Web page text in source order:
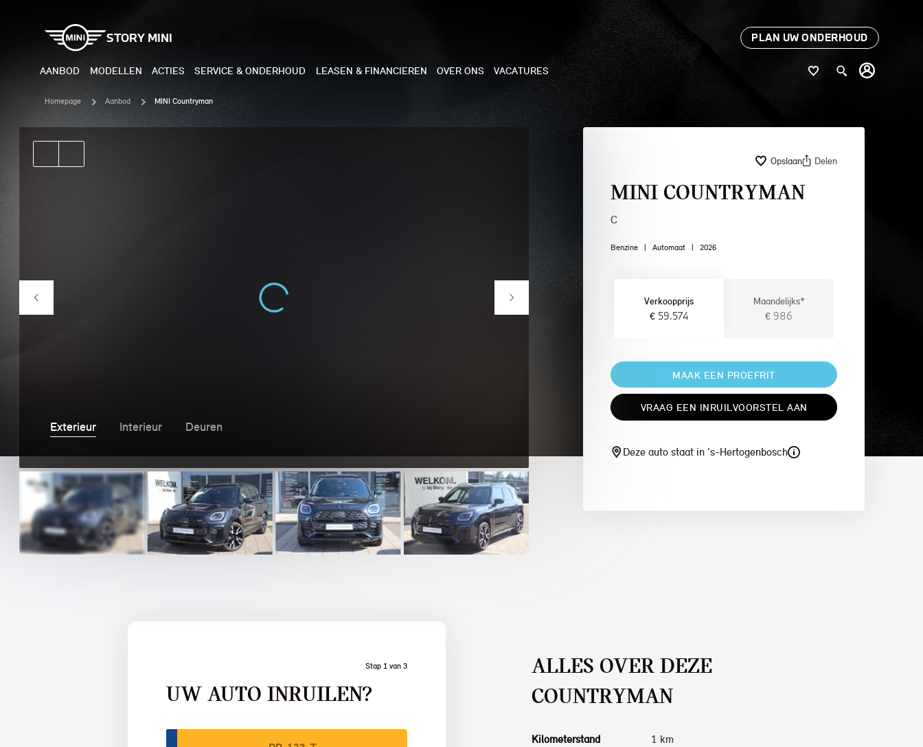
STORY MINI PLAN UW ONDERHOUD
AANBOD MODELLEN
ELEKTRISCH
ACTIES SERVICE & ONDERHOUD LEASEN & FINANCIEREN OVER ONS VACATURES
Homepage Aanbod MINI Countryman
Exterieur Interieur Deuren
Opslaan Delen
MINI COUNTRYMAN
C
Benzine | Automaat | 2026
Verkoopprijs
€ 59.574
Maandelijks*
€ 986
MAAK EEN PROEFRIT
VRAAG EEN INRUILVOORSTEL AAN
Deze auto staat in 's-Hertogenbosch
Stap 1 van 3
UW AUTO INRUILEN?
ALLES OVER DEZE
COUNTRYMAN
Kilometerstand 1 km